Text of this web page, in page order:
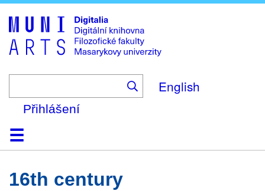
to
main
content
English
Přihlášení
DomůKolekce
Prohlížení
Vyhledávání
O platformě
Nápověda
KontaktDigitalia
16th century